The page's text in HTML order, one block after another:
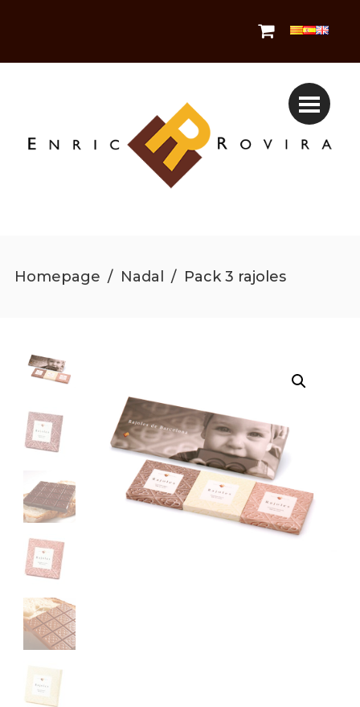
Homepage / Nadal / Pack 3 rajoles